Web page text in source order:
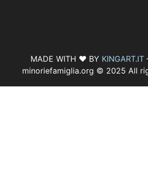
MADE WITH ♥ BY KINGART.IT
minoriefamiglia.org © 2025 All